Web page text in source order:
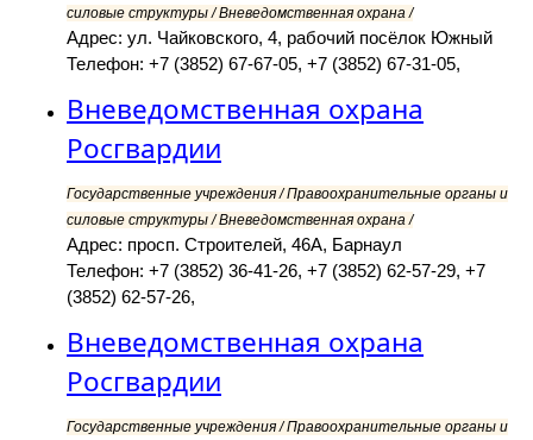
силовые структуры / Вневедомственная охрана /
Адрес: ул. Чайковского, 4, рабочий посёлок Южный
Телефон: +7 (3852) 67-67-05, +7 (3852) 67-31-05,
Вневедомственная охрана
Росгвардии
Государственные учреждения / Правоохранительные органы и
силовые структуры / Вневедомственная охрана /
Адрес: просп. Строителей, 46А, Барнаул
Телефон: +7 (3852) 36-41-26, +7 (3852) 62-57-29, +7
(3852) 62-57-26,
Вневедомственная охрана
Росгвардии
Государственные учреждения / Правоохранительные органы и